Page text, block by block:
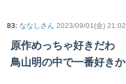
83: ななしさん 2023/09/01(金)
原作めっちゃ好きだわ
鳥山明の中で一番好き